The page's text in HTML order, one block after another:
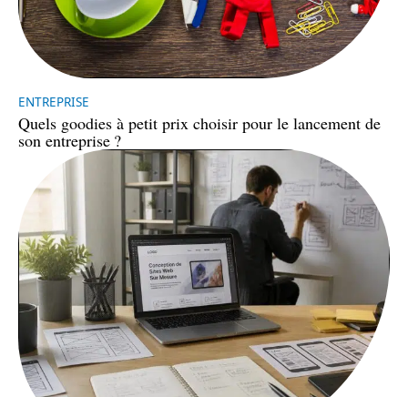
ENTREPRISE
Quels goodies à petit prix choisir pour le lancement de
son entreprise ?